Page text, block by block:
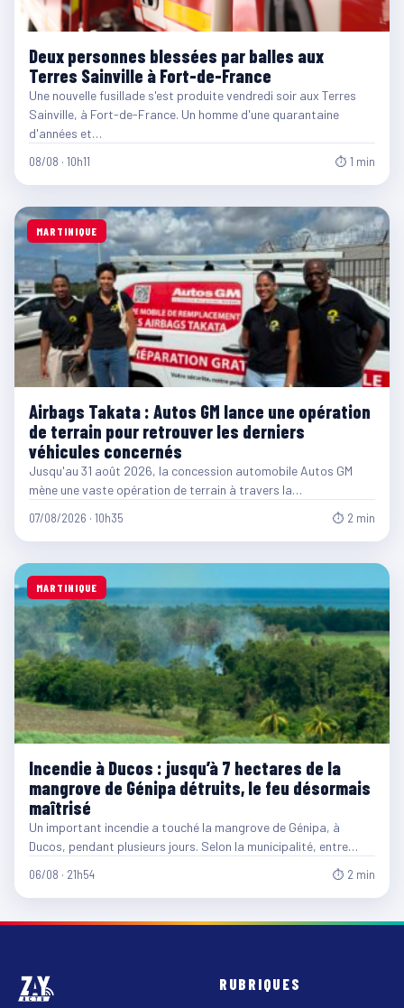
Deux personnes blessées par balles aux
Terres Sainville à Fort-de-France
Une nouvelle fusillade s'est produite vendredi soir aux Terres
Sainville, à Fort-de-France. Un homme d'une quarantaine
d'années et…
08/08 · 10h11 ⏱ 1 min
MARTINIQUE
Airbags Takata : Autos GM lance une opération
de terrain pour retrouver les derniers
véhicules concernés
Jusqu'au 31 août 2026, la concession automobile Autos GM
mène une vaste opération de terrain à travers la…
07/08/2026 · 10h35 ⏱ 2 min
MARTINIQUE
Incendie à Ducos : jusqu’à 7 hectares de la
mangrove de Génipa détruits, le feu désormais
maîtrisé
Un important incendie a touché la mangrove de Génipa, à
Ducos, pendant plusieurs jours. Selon la municipalité, entre…
06/08 · 21h54 ⏱ 2 min
RUBRIQUES